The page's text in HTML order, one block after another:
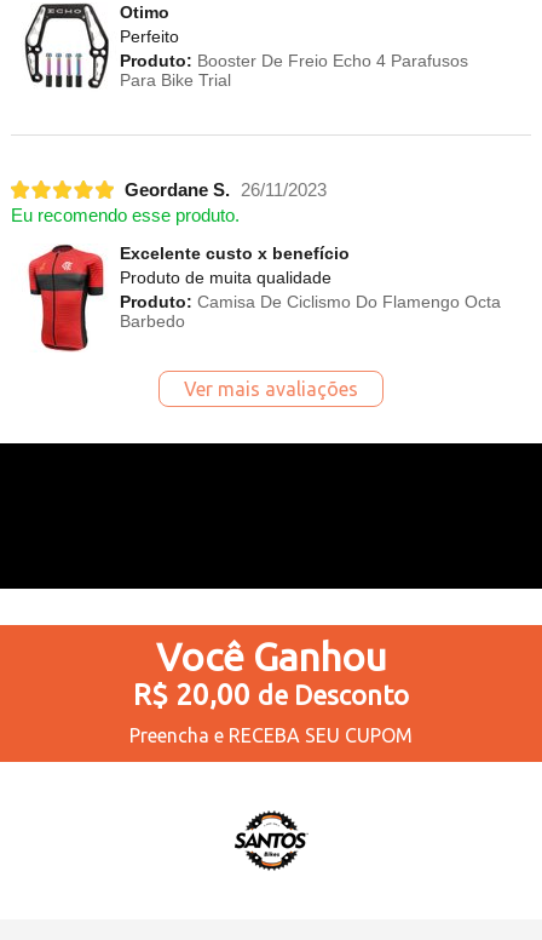
Otimo
Perfeito
Produto: Booster De Freio Echo 4 Parafusos
Para Bike Trial
Geordane S.
26/11/2023
Eu recomendo esse produto.
Excelente custo x benefício
Produto de muita qualidade
Produto: Camisa De Ciclismo Do Flamengo Octa
Barbedo
Ver mais avaliações
Você Ganhou
R$ 20,00 de Desconto
Preencha e RECEBA SEU CUPOM